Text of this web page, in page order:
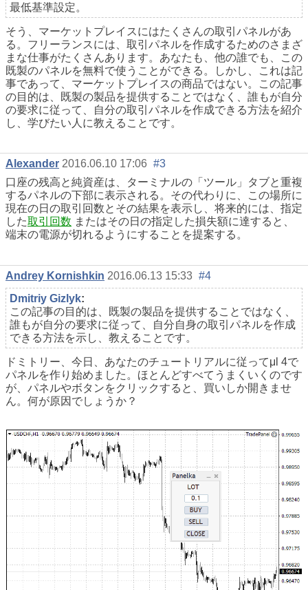
最低基準設定。
そう、マーケットプレイスにはたくさんの取引パネルがあ
る。フリーランスには、取引パネルを作成するためのさまざ
まな仕事がたくさんあります。あなたも、他の誰でも、この
既製のパネルを無料で使うことができる。しかし、これは記
事であって、マーケットプレイスの商品ではない。この記事
の目的は、既製の製品を提供することではなく、誰もが自分
の要求に従って、自分の取引パネルを作成できる方法を紹介
し、学びたい人に教えることです。
Alexander 2016.06.10 17:06 #3
口座の残高と純資産は、ターミナルの「ツール」タブと重複
するパネルの下部に表示される。その代わりに、この場所に
現在の日の取引回数とその結果を表示し、将来的には、指定
した取引回数 またはその日の指定した損失額に達すると、
端末の電源が切れるようにすることを提案する。
Andrey Kornishkin 2016.06.13 15:33 #4
Dmitriy Gizlyk:
この記事の目的は、既製の製品を提供することではなく、
誰もが自分の要求に従って、自分自身の取引パネルを作成
できる方法を示し、教えることです。
ドミトリー、今日、あなたのチュートリアルに従ってμl 4で
パネルを作り始めました。ほとんどすべてうまくいくのです
が、パネルやボタンをクリックすると、買いしか開きませ
ん。何が原因でしょうか？